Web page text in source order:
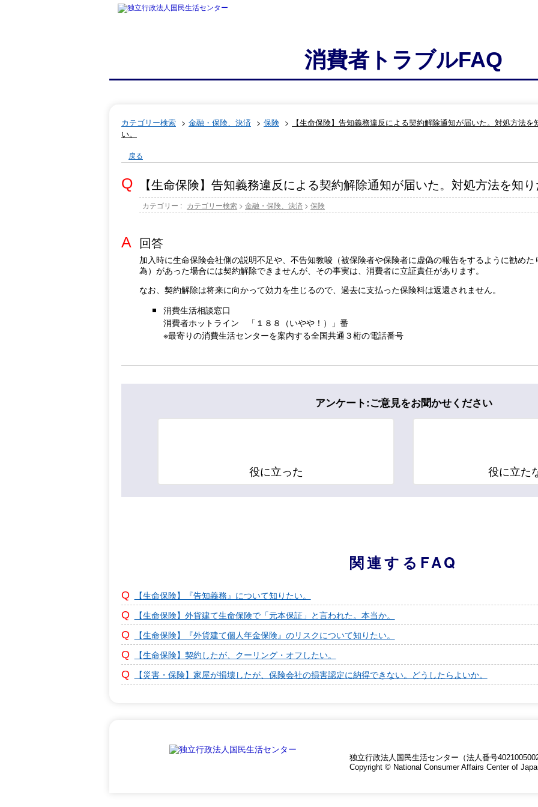
消費者トラブルFAQ
カテゴリー検索 > 金融・保険、決済 > 保険 >
【生命保険】告知義務違反による契約解除通知が届いた。対処方法を
い。
戻る
【生命保険】告知義務違反による契約解除通知が届いた。対処方法を知
カテゴリー : カテゴリー検索 >金融・保険、決済 >保険
回答
加入時に生命保険会社側の説明不足や、不告知教唆（被保険者や保険者に虚偽の報告をするように勧め
為）があった場合には契約解除できませんが、その事実は、消費者に立証責任があります。
なお、契約解除は将来に向かって効力を生じるので、過去に支払った保険料は返還されません。
消費生活相談窓口
消費者ホットライン 「１８８（いやや！）」番
※最寄りの消費生活センターを案内する全国共通３桁の電話番号
アンケート:ご意見をお聞かせください
役に立った 役に立た
関連するFAQ
【生命保険】『告知義務』について知りたい。
【生命保険】外貨建て生命保険で「元本保証」と言われた。本当か。
【生命保険】『外貨建て個人年金保険』のリスクについて知りたい。
【生命保険】契約したが、クーリング・オフしたい。
【災害・保険】家屋が損壊したが、保険会社の損害認定に納得できない。どうしたらよいか。
独立行政法人国民生活センター（法人番号
Copyright © National Consumer Affairs Center of